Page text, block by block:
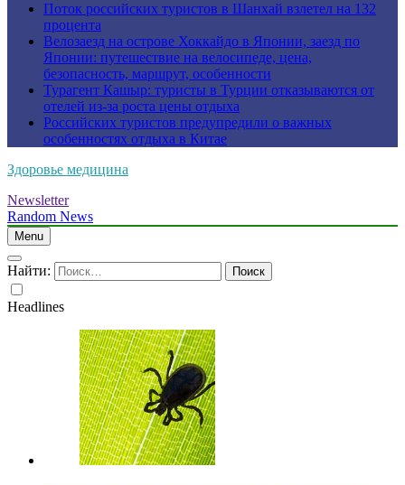
Поток российских туристов в Шанхай взлетел на 132
процента
Велозаезд на острове Хоккайдо в Японии, заезд по
Японии: путешествие на велосипеде, цена,
безопасность, маршрут, особенности
Турагент Кашыр: туристы в Турции отказываются от
отелей из-за роста цены отдыха
Российских туристов предупредили о важных
особенностях отдыха в Китае
Здоровье медицина
Newsletter
Random News
Menu
Найти:
Headlines